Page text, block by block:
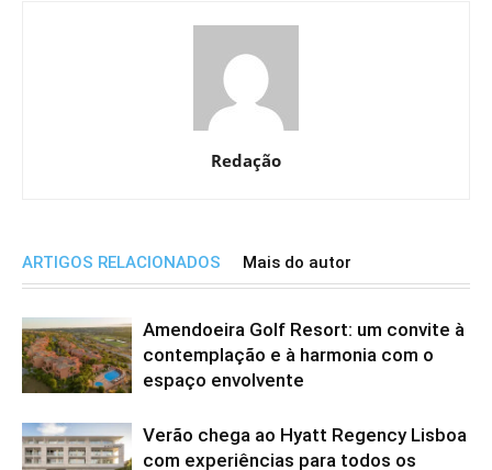
Redação
ARTIGOS RELACIONADOS Mais do autor
Amendoeira Golf Resort: um convite à
contemplação e à harmonia com o
espaço envolvente
Verão chega ao Hyatt Regency Lisboa
com experiências para todos os